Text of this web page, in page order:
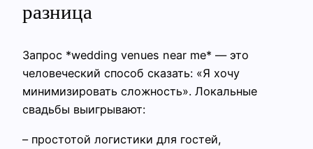
разница
Запрос *wedding venues near me* — это
человеческий способ сказать: «Я хочу
минимизировать сложность». Локальные
свадьбы выигрывают:
– простотой логистики для гостей,